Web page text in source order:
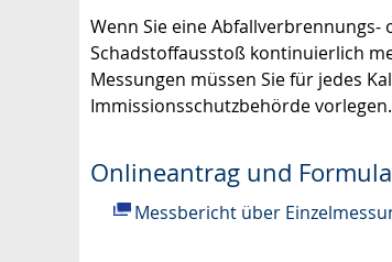
Wenn Sie eine
Schadstoffausstoß kontinuierlich
Messungen müssen Sie für jedes
Immissionsschutzbehörde vorlegen.
Onlineantrag und
Messbericht über